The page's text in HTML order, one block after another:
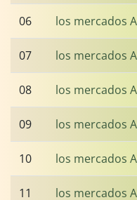
06 los mercados
07 los mercados
08 los mercados
09 los mercados
10 los mercados
11 los mercados